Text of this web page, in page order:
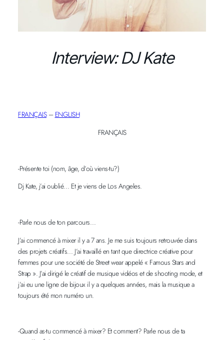
Interview: DJ Kate
FRANÇAIS– ENGLISH
FRANÇAIS
-Présente toi (nom, âge, d’où viens-tu?)
Dj Kate, j’ai oublié… Et je viens de Los Angeles.
-Parle nous de ton parcours…
J’ai commencé à mixer il y a 7 ans. Je me suis toujours retrouvée dans
des projets créatifs… J’ai travaillé en tant que directrice créative pour
femmes pour une société de Street wear appelé « Famous Stars and
Strap ». J’ai dirigé le créatif de musique vidéos et de shooting mode, et
j’ai eu une ligne de bijoux il y a quelques années, mais la musique a
toujours été mon numéro un.
-Quand as-tu commencé à mixer? Et comment? Parle nous de ta